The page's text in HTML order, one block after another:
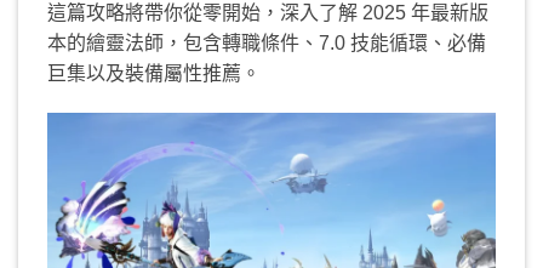
這篇攻略將帶你從零開始，深入了解 2025 年最新版
本的繪靈法師，包含轉職條件、7.0 技能循環、必備
巨集以及裝備屬性推薦。